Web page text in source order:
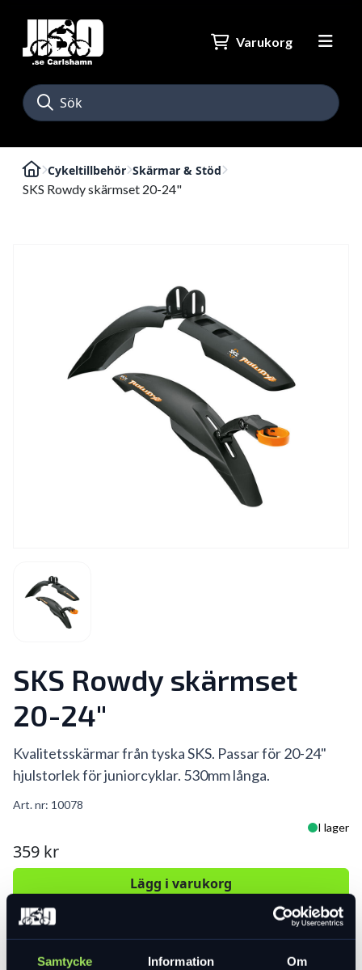
Samtycke Information Om
Varukorg
Cykeltillbehör Skärmar & Stöd
SKS Rowdy skärmset 20-24"
SKS Rowdy skärmset
20-24"
Kvalitetsskärmar från tyska SKS. Passar för 20-24"
hjulstorlek för juniorcyklar. 530mm långa.
Art. nr: 10078
I lager
359 kr
Lägg i varukorg